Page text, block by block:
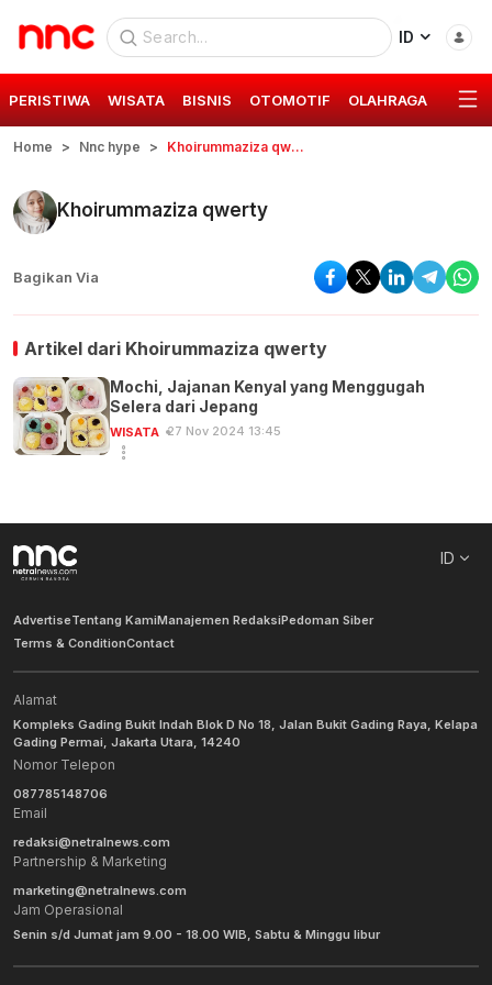
ID
PERISTIWA WISATA BISNIS OTOMOTIF OLAHRAGA GAYA
Home Nnc hype Khoirummaziza qwerty
Khoirummaziza qwerty
Bagikan Via
Artikel dari Khoirummaziza qwerty
Mochi, Jajanan Kenyal yang Menggugah
Selera dari Jepang
WISATA 27 Nov 2024 13:45
ID
AdvertiseTentang KamiManajemen RedaksiPedoman Siber
Terms & ConditionContact
Alamat
Kompleks Gading Bukit Indah Blok D No 18, Jalan Bukit Gading Raya, Kelapa
Gading Permai, Jakarta Utara, 14240
Nomor Telepon
087785148706
Email
redaksi@netralnews.com
Partnership & Marketing
marketing@netralnews.com
Jam Operasional
Senin s/d Jumat jam 9.00 - 18.00 WIB, Sabtu & Minggu libur